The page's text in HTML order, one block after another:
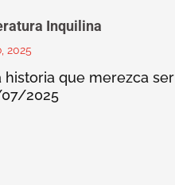
Inquilina
2025
historia que merezca ser
2025